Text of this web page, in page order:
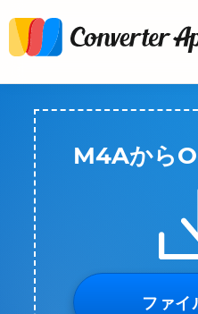
M4Aから
ファイ